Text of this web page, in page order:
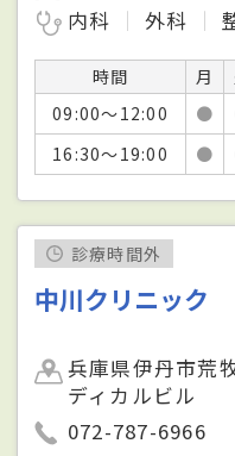
内科
外科
時間 月
09:00～12:00
●
16:30～19:00
●
診療時間外
中川クリニック
兵庫県伊丹市荒
ディカルビル
072-787-6966